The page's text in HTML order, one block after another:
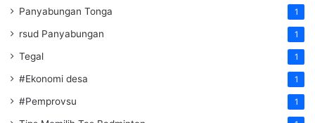
Panyabungan Tonga 1
rsud Panyabungan 1
Tegal 1
#Ekonomi desa 1
#Pemprovsu 1